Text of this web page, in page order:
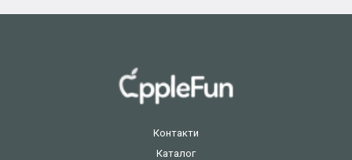
Контакти
Каталог